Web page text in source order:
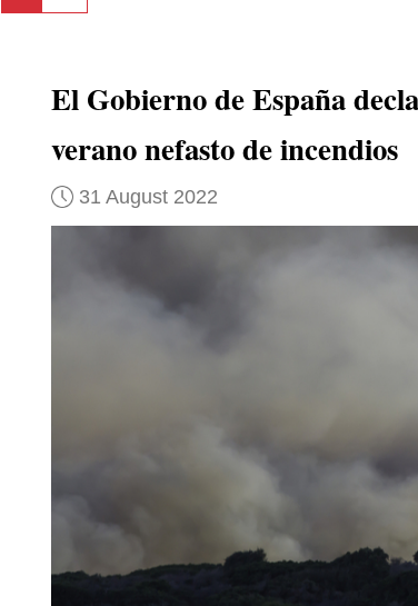
El Gobierno de España
verano nefasto de incendios
31 August 2022